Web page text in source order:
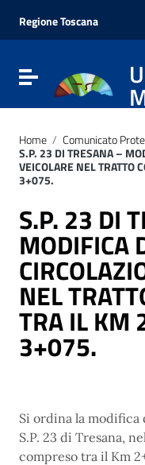
Vai al menu di
Vai al footer
Regione Toscana
Attiva / disattiva la
Home / Comunicato
S.P. 23 DI TRESANA –
VEICOLARE NEL TRATTO
3+075.
S.P. 23 DI
MODIFICA
NEL
TRA IL KM
3+075.
Si ordina la modifica
S.P. 23 di Tresana,
compreso tra il Km